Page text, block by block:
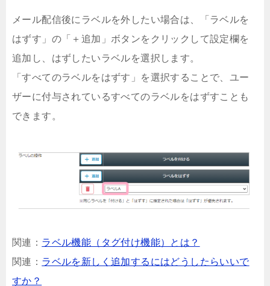
メール配信後にラベルを外したい場合は、「ラベルを
はずす」の「＋追加」ボタンをクリックして設定欄を
追加し、はずしたいラベルを選択します。
「すべてのラベルをはずす」を選択することで、ユー
ザーに付与されているすべてのラベルをはずすことも
できます。
関連： ラベル機能（タグ付け機能）とは？
関連： ラベルを新しく追加するにはどうしたらいいで
すか？